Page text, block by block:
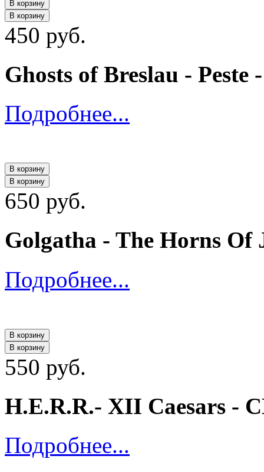
В корзину
В корзину
450 руб.
Ghosts of Breslau - Peste
Подробнее...
В корзину
В корзину
650 руб.
Golgatha - The Horns Of
Подробнее...
В корзину
В корзину
550 руб.
H.E.R.R.- XII Caesars -
Подробнее...